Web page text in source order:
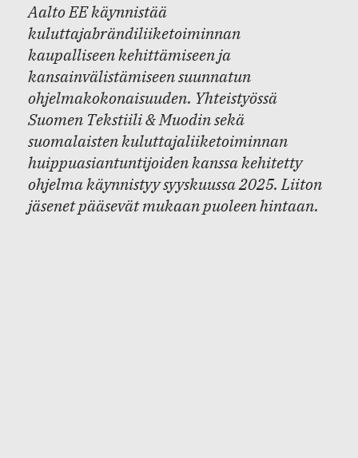
Aalto EE käynnistää
kuluttajabrändiliiketoiminnan
kaupalliseen kehittämiseen ja
kansainvälistämiseen suunnatun
ohjelmakokonaisuuden. Yhteistyössä
Suomen Tekstiili & Muodin sekä
suomalaisten kuluttajaliiketoiminnan
huippuasiantuntijoiden kanssa kehitetty
ohjelma käynnistyy syyskuussa 2025. Liiton
jäsenet pääsevät mukaan puoleen hintaan.